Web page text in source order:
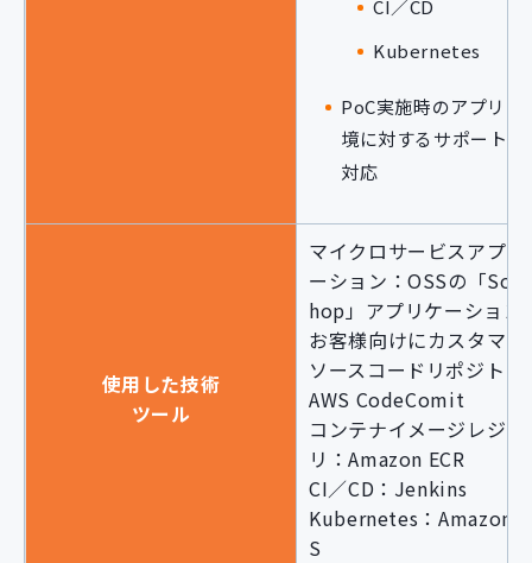
CI／CD
Kubernetes
PoC実施時のアプリ・
境に対するサポート・
対応
使用した技術
ツール
マイクロサービスアプリ
ーション：OSSの「
hop」アプリケーション
お客様向けにカスタマイ
ソースコードリポジトリ
AWS CodeComit
コンテナイメージレジス
リ：Amazon ECR
CI／CD：Jenkins
Kubernetes：Amazon
S